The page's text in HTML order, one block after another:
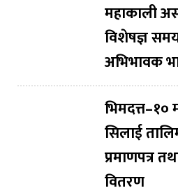
महाकाली
विशेषज्ञ
अभिभावक
भिमदत्त–१०
सिलाई
प्रमाणपत्र
वितरण